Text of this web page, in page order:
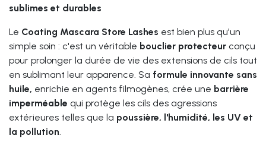
sublimes et durables
Le Coating Mascara Store Lashes est bien plus qu'un
simple soin : c'est un véritable bouclier protecteur conçu
pour prolonger la durée de vie des extensions de cils tout
en sublimant leur apparence. Sa formule innovante sans
huile, enrichie en agents filmogènes, crée une barrière
imperméable qui protège les cils des agressions
extérieures telles que la poussière, l'humidité, les UV et
la pollution.